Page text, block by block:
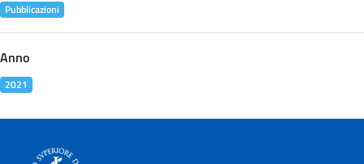
Pubblicazioni
Anno
2021